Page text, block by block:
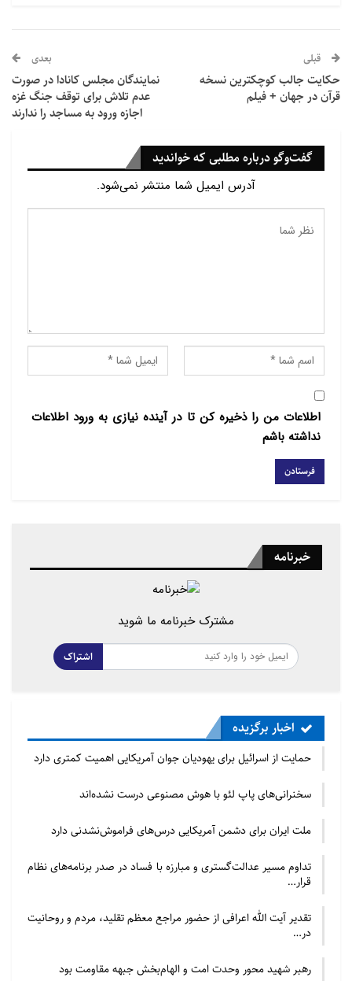
از تمامی ایرانیان مقیم و محبان اهل بیت(ع) برای حضور در
این مراسم دعوت بعمل آمده است.
قبلی
حکایت جالب کوچکترین نسخه
قرآن در جهان + فیلم
بعدی
نمایندگان مجلس کانادا در صورت
عدم تلاش برای توقف جنگ غزه
اجازه ورود به مساجد را ندارند
گفت‌وگو درباره مطلبی که خواندید
آدرس ایمیل شما منتشر نمی‌شود.
اطلاعات من را ذخیره کن تا در آینده نیازی به ورود اطلاعات
نداشته باشم
خبرنامه
مشترک خبرنامه ما شوید
اشتراک
اخبار برگزیده
حمایت از اسرائیل برای یهودیان جوان آمریکایی اهمیت کمتری دارد
سخنرانی‌های پاپ لئو با هوش مصنوعی درست نشده‌اند
ملت ایران برای دشمن آمریکایی درس‌های فراموش‌نشدنی دارد
تداوم مسیر عدالت‌گستری و مبارزه با فساد در صدر برنامه‌های نظام
قرار…
تقدیر آیت الله اعرافی از حضور مراجع معظم تقلید، مردم و روحانیت
در…
رهبر شهید محور وحدت امت و الهام‌بخش جبهه مقاومت بود